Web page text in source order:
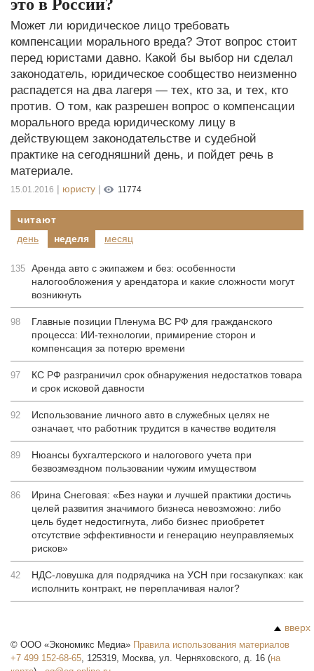
это в России?
Может ли юридическое лицо требовать
компенсации морального вреда? Этот вопрос стоит
перед юристами давно. Какой бы выбор ни сделал
законодатель, юридическое сообщество неизменно
распадется на два лагеря — тех, кто за, и тех, кто
против. О том, как разрешен вопрос о компенсации
морального вреда юридическому лицу в
действующем законодательстве и судебной
практике на сегодняшний день, и пойдет речь в
материале.
15.01.2016 | юристу | 11774
читают
день
неделя месяц
135 Аренда авто с экипажем и без: особенности
налогообложения у арендатора и какие сложности могут
возникнуть
98
Главные позиции Пленума ВС РФ для гражданского
процесса: ИИ-технологии, примирение сторон и
компенсация за потерю времени
97
КС РФ разграничил срок обнаружения недостатков товара
и срок исковой давности
92
Использование личного авто в служебных целях не
означает, что работник трудится в качестве водителя
89
Нюансы бухгалтерского и налогового учета при
безвозмездном пользовании чужим имуществом
86
Ирина Снеговая: «Без науки и лучшей практики достичь
целей развития значимого бизнеса невозможно: либо
цель будет недостигнута, либо бизнес приобретет
отсутствие эффективности и генерацию неуправляемых
рисков»
42
НДС-ловушка для подрядчика на УСН при госзакупках: как
исполнить контракт, не переплачивая налог?
вверх
© ООО «Экономикс Медиа» Правила использования материалов
+7 499 152-68-65, 125319, Москва, ул. Черняховского, д. 16 (на